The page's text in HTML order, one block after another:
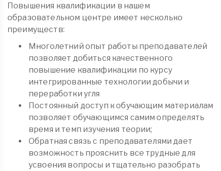
Повышения квалификации в нашем
образовательном центре имеет несколько
преимуществ:
Многолетний опыт работы преподавателей
позволяет добиться качественного
повышение квалификации по курсу
интегрированные технологии добычи и
переработки угля
Постоянный доступ к обучающим материалам
позволяет обучающимся самим определять
время и темп изучения теории;
Обратная связь с преподавателями дает
возможность прояснить все трудные для
усвоения вопросы и тщательно разобрать